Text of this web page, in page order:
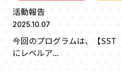
活動報告
2025.10.07
今回のプログラムは、【
にレベルア...